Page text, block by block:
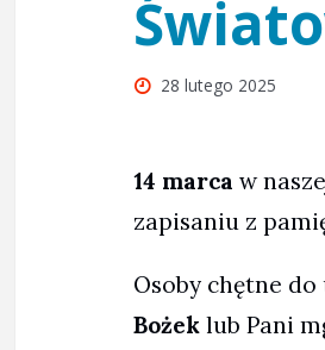
28 lutego 2025
14 marca w
zapisaniu z
Osoby chętne
Bożek lub Pani